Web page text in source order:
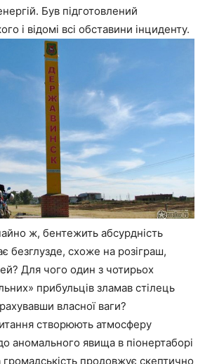
Був підготовлений
і відомі всі обставини інциденту.
ж, бентежить абсурдність
безглузде, схоже на розіграш,
Для чого один з чотирьох
прибульців зламав стілець
власної ваги?
створюють атмосферу
аномального явища в піонертаборі
громадськість продовжує скептично